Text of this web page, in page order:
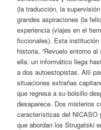
(la traducción, la
grandes aspiraciones (la
experiencia (viajes en el
ficcionales). Esta
historia, “Revuelo entorno
ella: un informático llega
a dos autoestopistas. Allí
situaciones extrañas
que regresa a su bolsillo
desaparece. Dos misterios
características del NICASO
que abordan los Strugatski